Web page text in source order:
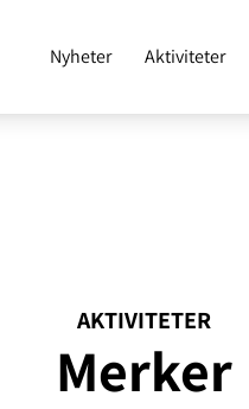
Nyheter Aktiviteter
AKTIVITETER
Merker